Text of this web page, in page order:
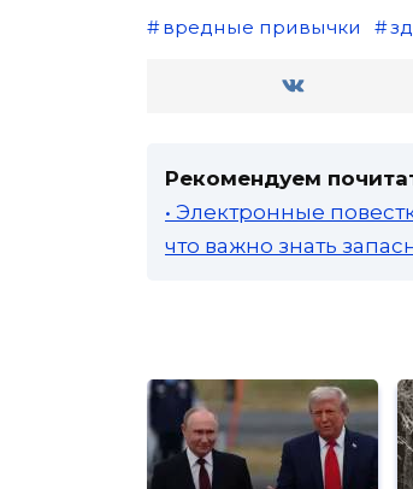
вредные привычки
Рекомендуем
• Электронные
что важно знать